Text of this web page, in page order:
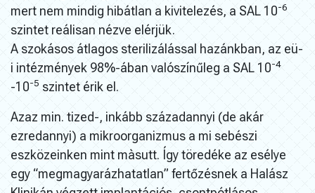
mert nem mindig hibátlan a kivitelezés, a SAL 10-6
szintet reálisan nézve elérjük.
A szokásos átlagos sterilizálással hazánkban, az eü-
i intézmények 98%-ában valószínűleg a SAL 10-4
-10-5 szintet érik el.
Azaz min. tized-, inkább századannyi (de akár
ezredannyi) a mikroorganizmus a mi sebészi
eszközeinken mint màsutt. Így töredéke az esélye
egy “megmagyarázhatatlan” fertőzésnek a Halász